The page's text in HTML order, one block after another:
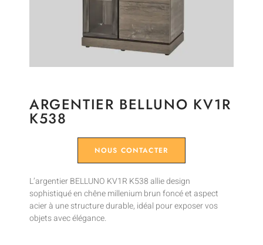
ARGENTIER BELLUNO KV1R
K538
NOUS CONTACTER
L’argentier BELLUNO KV1R K538 allie design
sophistiqué en chêne millenium brun foncé et aspect
acier à une structure durable, idéal pour exposer vos
objets avec élégance.